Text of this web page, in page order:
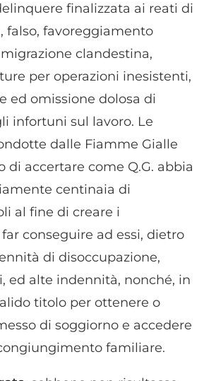
finalizzata ai reati di
falso, favoreggiamento
clandestina,
per operazioni inesistenti,
ed omissione dolosa di
infortuni sul lavoro. Le
dalle Fiamme Gialle
di accertare come Q.G. abbia
centinaia di
al fine di creare i
conseguire ad essi, dietro
di disoccupazione,
ed alte indennità, nonché, in
titolo per ottenere o
di soggiorno e accedere
familiare.